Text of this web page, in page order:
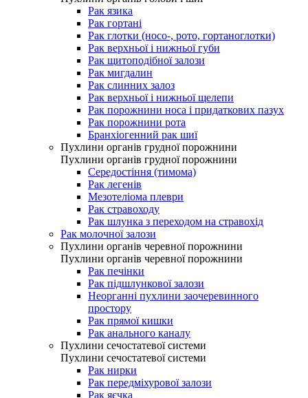
Рак язика
Рак гортані
Рак глотки (носо-, рото, гортаноглотки)
Рак верхньої і нижньої губи
Рак щитоподібної залози
Рак мигдалин
Рак слинних залоз
Рак верхньої і нижньої щелепи
Рак порожнини носа і придаткових пазух
Рак порожнини рота
Бранхіогенний рак шиї
Пухлини органів грудної порожнини
Пухлини органів грудної порожнини
Середостіння (тимома)
Рак легенів
Мезотеліома плеври
Рак стравоходу
Рак шлунка з переходом на стравохід
Рак молочної залози
Пухлини органів черевної порожнини
Пухлини органів черевної порожнини
Рак печінки
Рак підшлункової залози
Неорганні пухлини заочеревинного
простору
Рак прямої кишки
Рак анального каналу
Пухлини сечостатевої системи
Пухлини сечостатевої системи
Рак нирки
Рак передміхурової залози
Рак яєчка